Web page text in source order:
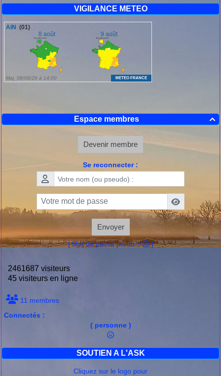
VIGILANCE METEO

Espace membres
Devenir membre
Se reconnecter :
Envoyer
[ Mot de passe perdu ? ]
2461687 visiteurs
45 visiteurs en ligne
11 membres
Connectés :
( personne )
SOUTIEN A L'ASK
Cliquez sur le logo pour